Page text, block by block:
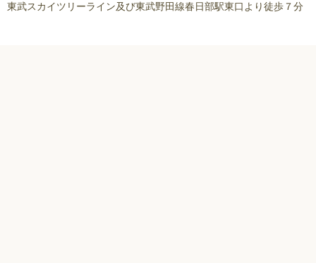
東武スカイツリーライン及び東武野田線春日部駅東口より徒歩７分